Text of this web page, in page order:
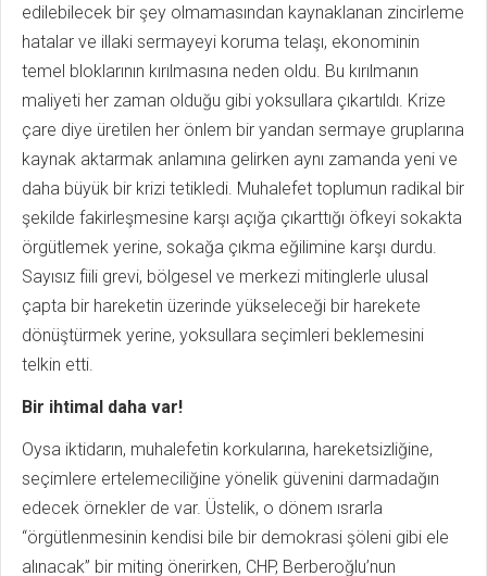
edilebilecek bir şey olmamasından kaynaklanan zincirleme
hatalar ve illaki sermayeyi koruma telaşı, ekonominin
temel bloklarının kırılmasına neden oldu. Bu kırılmanın
maliyeti her zaman olduğu gibi yoksullara çıkartıldı. Krize
çare diye üretilen her önlem bir yandan sermaye gruplarına
kaynak aktarmak anlamına gelirken aynı zamanda yeni ve
daha büyük bir krizi tetikledi. Muhalefet toplumun radikal bir
şekilde fakirleşmesine karşı açığa çıkarttığı öfkeyi sokakta
örgütlemek yerine, sokağa çıkma eğilimine karşı durdu.
Sayısız fiili grevi, bölgesel ve merkezi mitinglerle ulusal
çapta bir hareketin üzerinde yükseleceği bir harekete
dönüştürmek yerine, yoksullara seçimleri beklemesini
telkin etti.
Bir ihtimal daha var!
Oysa iktidarın, muhalefetin korkularına, hareketsizliğine,
seçimlere ertelemeciliğine yönelik güvenini darmadağın
edecek örnekler de var. Üstelik, o dönem ısrarla
“örgütlenmesinin kendisi bile bir demokrasi şöleni gibi ele
alınacak” bir miting önerirken, CHP, Berberoğlu’nun